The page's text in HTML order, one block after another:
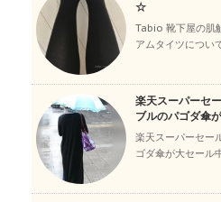
☆
Tabio 靴下屋の肌
アムタイツについ
楽天スーパーセ
ブルのパゴダ傘
楽天スーパーセー
ゴダ傘が大セール